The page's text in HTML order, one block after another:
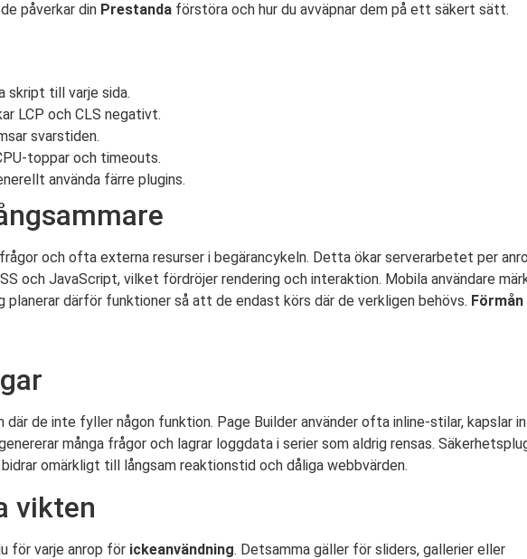
påverkar din Prestanda förstöra och hur du avväpnar dem på ett säkert sätt.
skript till varje sida.
LCP och CLS negativt.
svarstiden.
toppar och timeouts.
använda färre plugins.
och ofta externa resurser i begärancykeln. Detta ökar serverarbetet per
och JavaScript, vilket fördröjer rendering och interaktion. Mobila användare
därför funktioner så att de endast körs där de verkligen behövs. Förmån
där de inte fyller någon funktion. Page Builder använder ofta inline-stilar, kapslar
många frågor och lagrar loggdata i serier som aldrig rensas.
omärkligt till långsam reaktionstid och dåliga webbvärden.
vikten
för varje anrop för ickeanvändning. Detsamma gäller för sliders, gallerier eller